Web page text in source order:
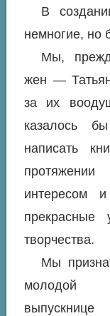
В
немногие, но
Мы,
жен —
за их
казалось
написать
интересом
прекрасные
творчества.
Мы
молодой